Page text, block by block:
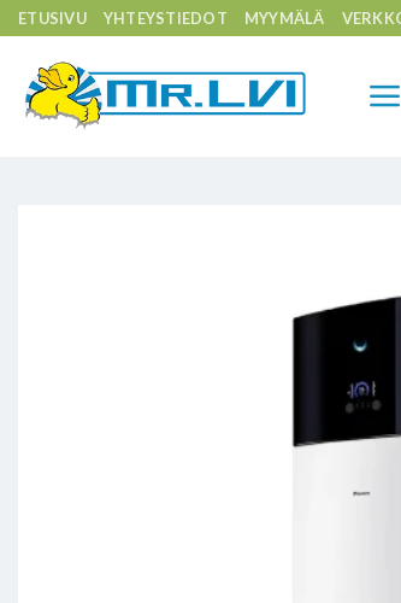
Skip
to
content
ETUSIVU YHTEYSTIEDOT MYYMÄLÄ